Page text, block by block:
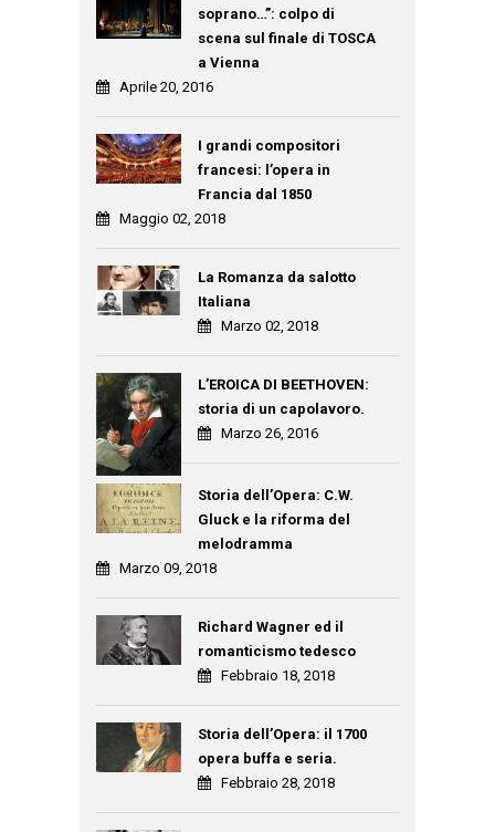
soprano…”: colpo di
scena sul finale di TOSCA
a Vienna
Aprile 20, 2016
I grandi compositori
francesi: l’opera in
Francia dal 1850
Maggio 02, 2018
La Romanza da salotto
Italiana
Marzo 02, 2018
L’EROICA DI BEETHOVEN:
storia di un capolavoro.
Marzo 26, 2016
Storia dell’Opera: C.W.
Gluck e la riforma del
melodramma
Marzo 09, 2018
Richard Wagner ed il
romanticismo tedesco
Febbraio 18, 2018
Storia dell’Opera: il 1700
opera buffa e seria.
Febbraio 28, 2018